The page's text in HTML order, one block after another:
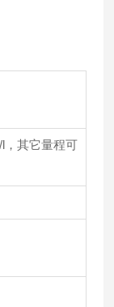
，其它量程可